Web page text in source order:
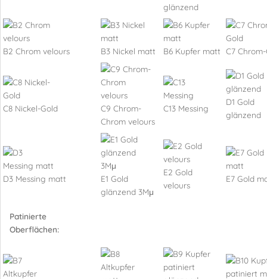
glänzend
B2 Chrom velours B3 Nickel matt B6 Kupfer matt C7
C8 Nickel-Gold
C9 Chrom-
Chrom velours
C13 Messing
D1 Gold
glänzend
D3 Messing matt
E1 Gold
glänzend 3Mμ
E2 Gold
velours
E7 Gold
Patinierte
Oberflächen: